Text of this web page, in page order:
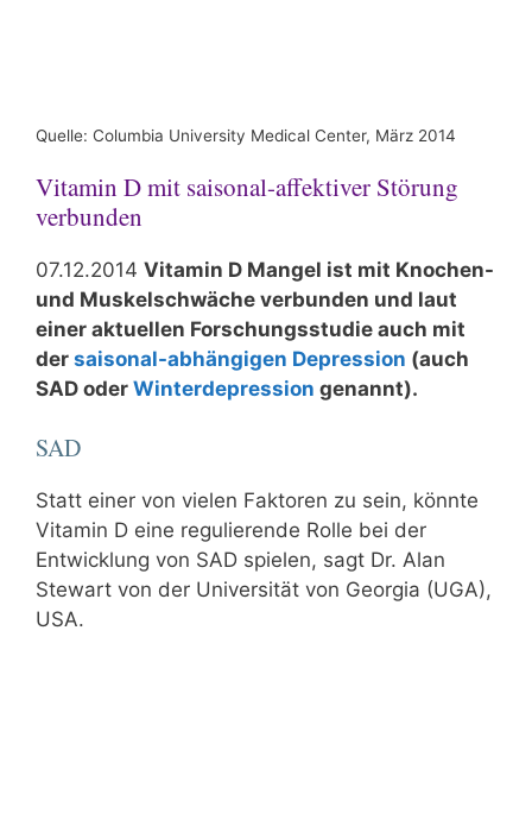
Quelle: Columbia University Medical Center, März 2014
Vitamin D mit saisonal-affektiver Störung
verbunden
07.12.2014 Vitamin D Mangel ist mit Knochen-
und Muskelschwäche verbunden und laut
einer aktuellen Forschungsstudie auch mit
der saisonal-abhängigen Depression (auch
SAD oder Winterdepression genannt).
SAD
Statt einer von vielen Faktoren zu sein, könnte
Vitamin D eine regulierende Rolle bei der
Entwicklung von SAD spielen, sagt Dr. Alan
Stewart von der Universität von Georgia (UGA),
USA.